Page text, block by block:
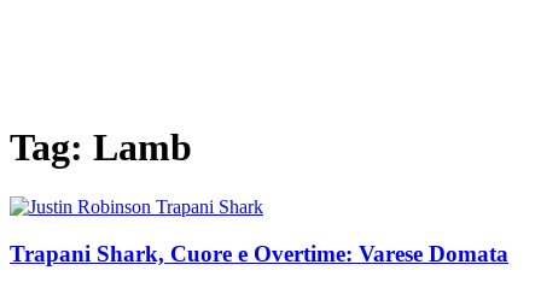
Tag: Lamb
Trapani Shark, Cuore e Overtime: Varese Domata